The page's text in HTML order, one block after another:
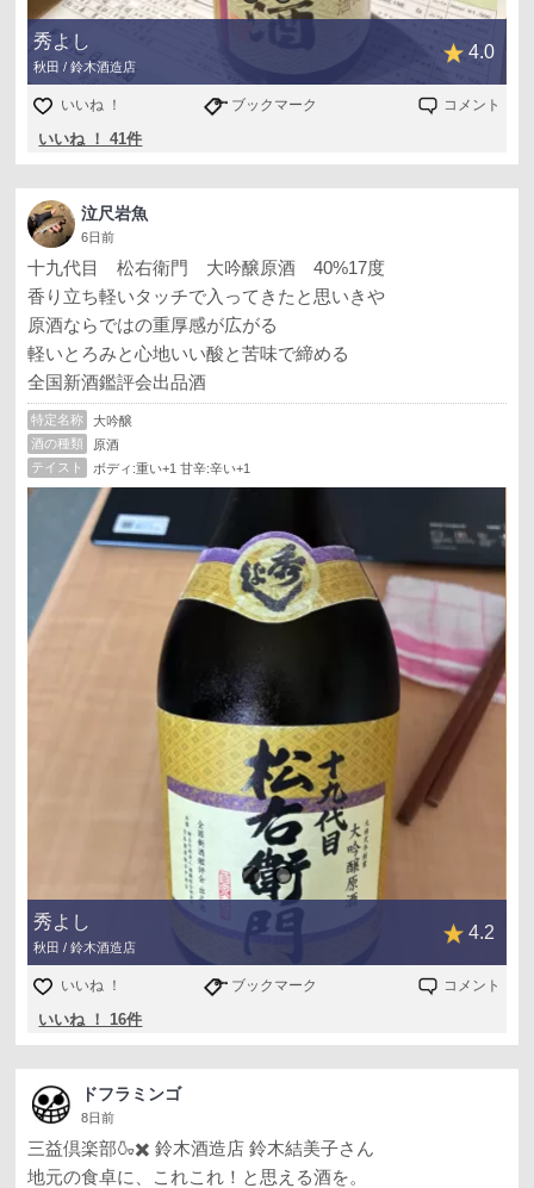
秀よし
秋田 / 鈴木酒造店
4.0
いいね ！ ブックマーク コメント
いいね ！ 41件
泣尺岩魚
6日前
十九代目 松右衛門 大吟醸原酒 40%17度
香り立ち軽いタッチで入ってきたと思いきや
原酒ならではの重厚感が広がる
軽いとろみと心地いい酸と苦味で締める
全国新酒鑑評会出品酒
特定名称
大吟醸
酒の種類
原酒
テイスト
ボディ:重い+1 甘辛:辛い+1
秀よし
秋田 / 鈴木酒造店
4.2
いいね ！ ブックマーク コメント
いいね ！ 16件
ドフラミンゴ
8日前
三益倶楽部🍶✖️ 鈴木酒造店 鈴木結美子さん
地元の食卓に、これこれ！と思える酒を。